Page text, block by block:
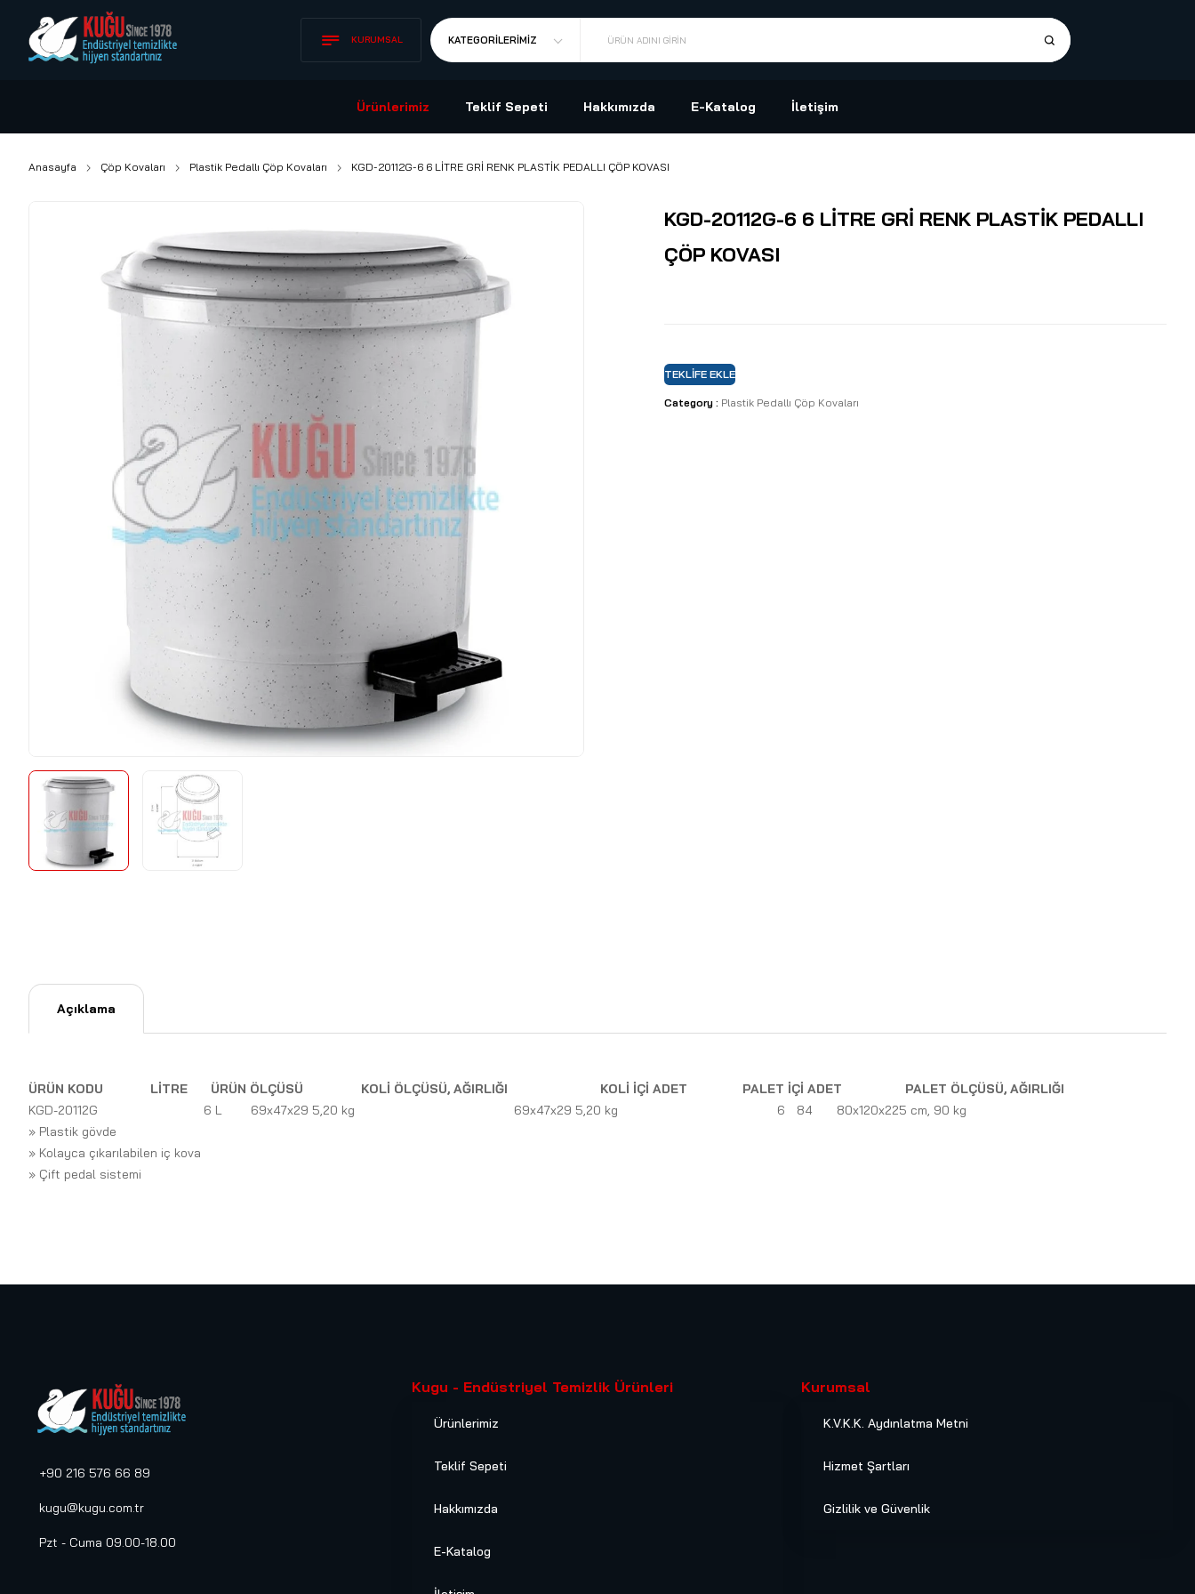
KURUMSAL KATEGORILERIMIZ ÜRÜN ADINI GIRIN
Ürünlerimiz Teklif Sepeti Hakkımızda E-Katalog İletişim
Anasayfa Çöp Kovaları Plastik Pedallı Çöp Kovaları KGD-20112G-6 6 LİTRE GRİ RENK PLASTİK PEDALLI ÇÖP KOVASI
KGD-20112G-6 6 LİTRE GRİ RENK PLASTİK PEDALLI
ÇÖP KOVASI
TEKLIFE EKLE
Category : Plastik Pedallı Çöp Kovaları
Açıklama
ÜRÜN KODU LİTRE ÜRÜN ÖLÇÜSÜ KOLİ ÖLÇÜSÜ, AĞIRLIĞI KOLİ İÇİ ADET PALET İÇİ ADET
PALET ÖLÇÜSÜ, AĞIRLIĞI
KGD-20112G
6 L 69x47x29 5,20 kg 69x47x29 5,20 kg 6 84
80x120x225 cm, 90 kg
» Plastik gövde
» Kolayca çıkarılabilen iç kova
» Çift pedal sistemi
+90 216 576 66 89
kugu@kugu.com.tr
Pzt - Cuma 09.00-18.00
Kugu - Endüstriyel Temizlik Ürünleri
Ürünlerimiz
Teklif Sepeti
Hakkımızda
E-Katalog
Kurumsal
K.V.K.K. Aydınlatma Metni
Hizmet Şartları
Gizlilik ve Güvenlik